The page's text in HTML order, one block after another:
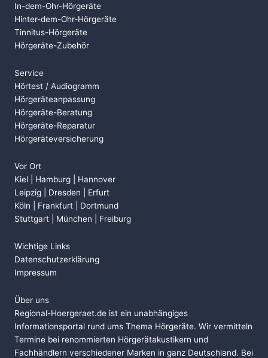
In-dem-Ohr-Hörgeräte
Hinter-dem-Ohr-Hörgeräte
Tinnitus-Hörgeräte
Hörgeräte-Zubehör
Service
Hörtest / Audiogramm
Hörgeräteanpassung
Hörgeräte-Beratung
Hörgeräte-Reparatur
Hörgeräteversicherung
Vor Ort
Kiel | Hamburg | Hannover
Leipzig | Dresden | Erfurt
Köln | Frankfurt | Dortmund
Stuttgart | München | Freiburg
Wichtige Links
Datenschutzerklärung
Impressum
Über uns
Regional-Hoergeraet.de ist ein unabhängiges
Informationsportal rund ums Thema Hörgeräte. Wir vermitteln
Termine bei renommierten Hörgerätakustikern und
Fachhändlern verschiedener Marken in ganz Deutschland. Bei